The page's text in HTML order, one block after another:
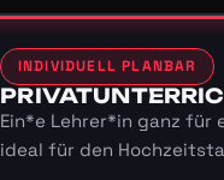
INDIVIDUELL PLANBAR
Ein*e Lehrer*in ganz für
ideal für den